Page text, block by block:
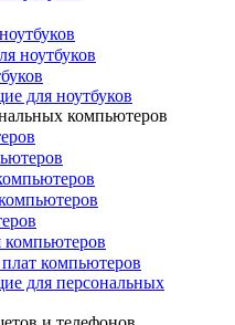
ноутбуков
для ноутбуков
компьютеров
компьютеров
для персональных